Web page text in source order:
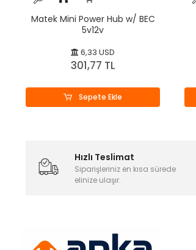
Matek Mini Power Hub w/ BEC
5v12v
6,33 USD
301,77 TL
Sepete Ekle
Hızlı Teslimat
Siparişleriniz en kısa sürede
elinize ulaşır.